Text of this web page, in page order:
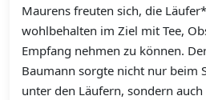
Maurens freuten sich, die
wohlbehalten im Ziel mit Tee,
Empfang nehmen zu können.
Baumann sorgte nicht nur beim
unter den Läufern, sondern